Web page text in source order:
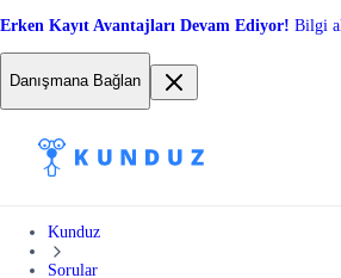
Erken Kayıt Avantajları Devam Ediyor! Bilgi
Danışmana Bağlan
Kunduz
Sorular